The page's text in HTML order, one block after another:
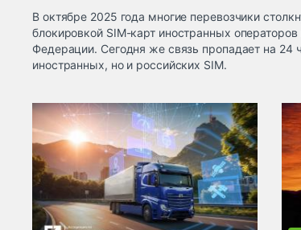
В октябре 2025 года многие перевозчики
блокировкой SIM-карт иностранных
Федерации. Сегодня же связь пропадает на 24
иностранных, но и российских SIM.